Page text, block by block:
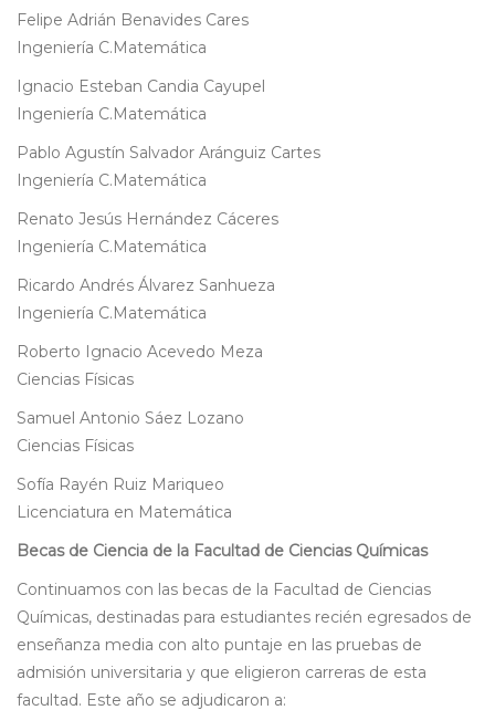
Felipe Adrián Benavides Cares
Ingeniería C.Matemática
Ignacio Esteban Candia Cayupel
Ingeniería C.Matemática
Pablo Agustín Salvador Aránguiz Cartes
Ingeniería C.Matemática
Renato Jesús Hernández Cáceres
Ingeniería C.Matemática
Ricardo Andrés Álvarez Sanhueza
Ingeniería C.Matemática
Roberto Ignacio Acevedo Meza
Ciencias Físicas
Samuel Antonio Sáez Lozano
Ciencias Físicas
Sofía Rayén Ruiz Mariqueo
Licenciatura en Matemática
Becas de Ciencia de la Facultad de Ciencias Químicas
Continuamos con las becas de la Facultad de Ciencias
Químicas, destinadas para estudiantes recién egresados de
enseñanza media con alto puntaje en las pruebas de
admisión universitaria y que eligieron carreras de esta
facultad. Este año se adjudicaron a: